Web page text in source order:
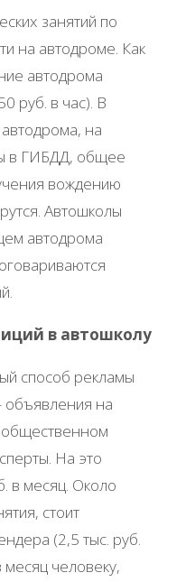
занятий по
на автодроме. Как
автодрома
руб. в час). В
на
в ГИБДД, общее
вождению
Автошколы
автодрома
в автошколу
способ рекламы
на
общественном
На это
в месяц. Около
стоит
(2,5 тыс. руб.
человеку,